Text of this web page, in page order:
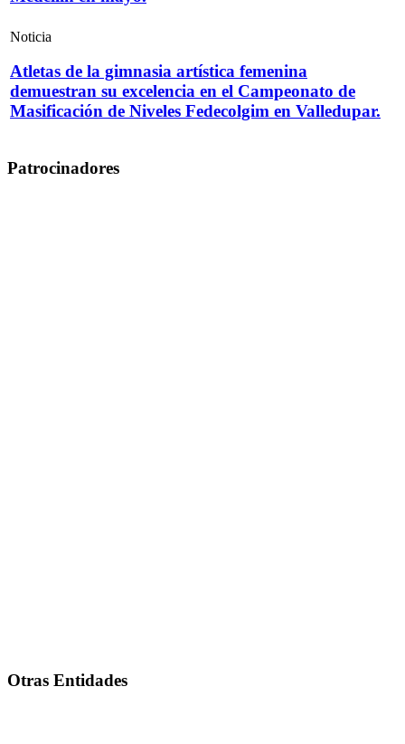
Noticia
Atletas de la gimnasia artística femenina
demuestran su excelencia en el Campeonato de
Masificación de Niveles Fedecolgim en Valledupar.
Patrocinadores
Otras Entidades